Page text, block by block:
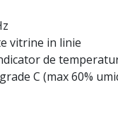
vitrine in linie
de
C (max 60%